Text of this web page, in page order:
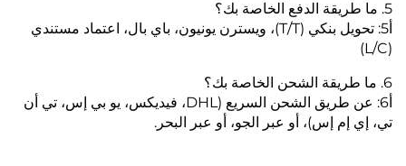
5. ما طريقة الدفع الخاصة بك؟
أ5: تحويل بنكي (T/T)، ويسترن يونيون، باي بال، اعتماد مستندي
(L/C)
6. ما طريقة الشحن الخاصة بك؟
أ6: عن طريق الشحن السريع (DHL، فيديكس، يو بي إس، تي أن
تي، إي إم إس)، أو عبر الجو، أو عبر البحر.